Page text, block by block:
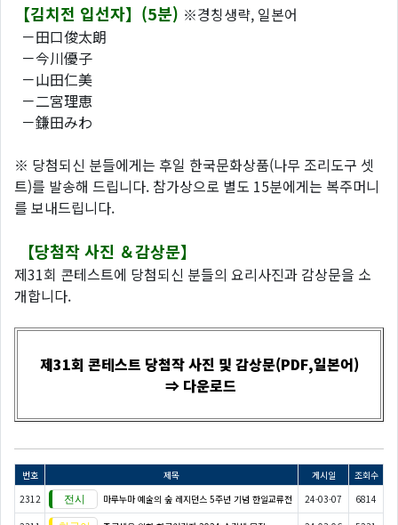
【김치전 입선자】(5분) ※경칭생략, 일본어
－田口俊太朗
－今川優子
－山田仁美
－二宮理恵
－鎌田みわ
※ 당첨되신 분들에게는 후일 한국문화상품(나무 조리도구 셋
트)를 발송해 드립니다. 참가상으로 별도 15분에게는 복주머니
를 보내드립니다.
【당첨작 사진 ＆감상문】
제31회 콘테스트에 당첨되신 분들의 요리사진과 감상문을 소
개합니다.
제31회 콘테스트 당첨작 사진 및 감상문(PDF,일본어)
⇒ 다운로드
번호 제목 게시일
조회수
2312
마루누마 예술의 숲 레지던스 5주년 기념 한일교류전 24-03-07 6814